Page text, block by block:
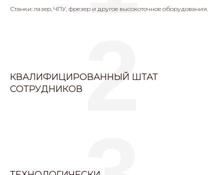
Станки: лазер, ЧПУ, фрезер и другое высокоточное оборудования.
КВАЛИФИЦИРОВАННЫЙ ШТАТ
СОТРУДНИКОВ 2